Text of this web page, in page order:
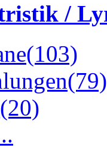
/
(103)
(79)
(20)